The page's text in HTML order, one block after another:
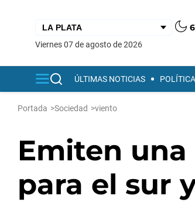
viernes 07 de agosto de 2026
ÚLTIMAS NOTICIAS POLÍTICA
Portada >Sociedad >viento
Emiten
para el sur